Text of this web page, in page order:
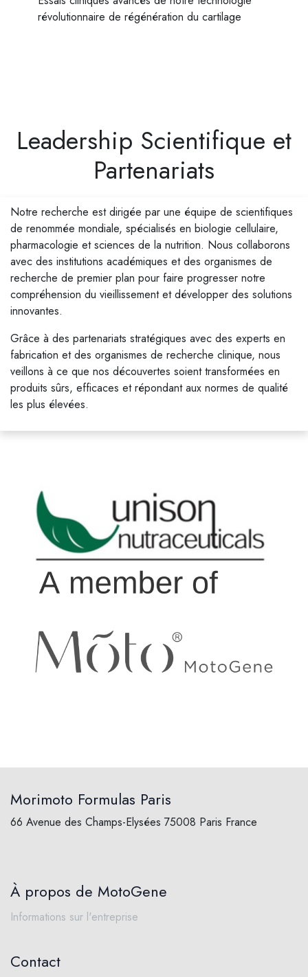
révolutionnaire de régénération du cartilage
Leadership Scientifique et
Partenariats
Notre recherche est dirigée par une équipe de scientifiques
de renommée mondiale, spécialisés en biologie cellulaire,
pharmacologie et sciences de la nutrition. Nous collaborons
avec des institutions académiques et des organismes de
recherche de premier plan pour faire progresser notre
compréhension du vieillissement et développer des solutions
innovantes.
Grâce à des partenariats stratégiques avec des experts en
fabrication et des organismes de recherche clinique, nous
veillons à ce que nos découvertes soient transformées en
produits sûrs, efficaces et répondant aux normes de qualité
les plus élevées.
66 Avenue des Champs-Elysées 75008 Paris France